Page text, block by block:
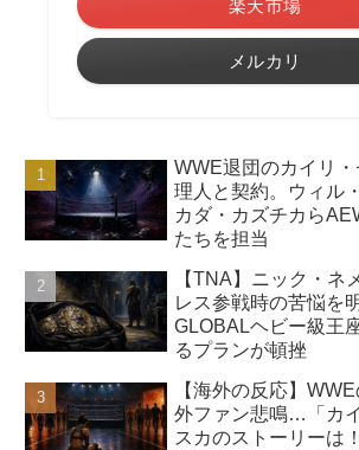
楽天市場
メルカリ
WWE退団のカイリ
理人と契約。ウィル
カダ・カズチカら
たちを担当
【TNA】ニック・ネ
レス参戦時の苦悩を
GLOBALヘビー級王
るプランが頓挫
【海外の反応】
外ファン悲鳴…「カ
スカのストーリーは